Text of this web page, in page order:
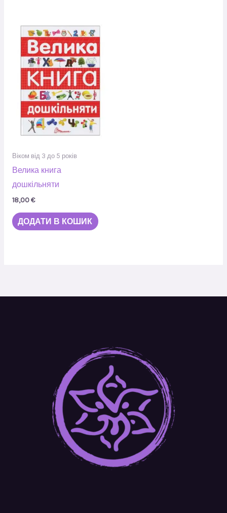
Віком від 3 до 5 років
Велика книга
дошкільняти
18,00€
ДОДАТИ В КОШИК